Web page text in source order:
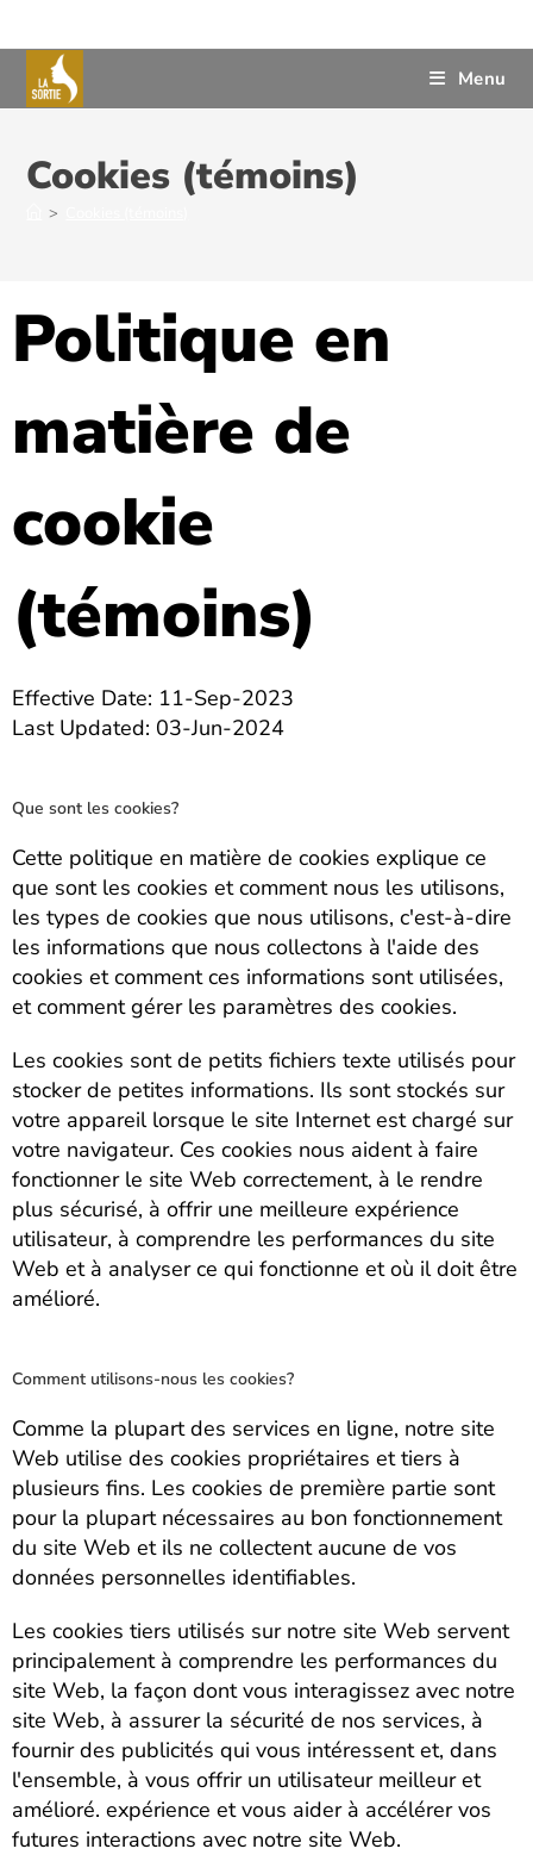
Menu
Cookies (témoins)
>
Politique en
matière de
cookie
(témoins)
Effective Date: 11-Sep-2023
Last Updated: 03-Jun-2024
Que sont les cookies?
Cette politique en matière de cookies explique ce
que sont les cookies et comment nous les utilisons,
les types de cookies que nous utilisons, c'est-à-dire
les informations que nous collectons à l'aide des
cookies et comment ces informations sont utilisées,
et comment gérer les paramètres des cookies.
Les cookies sont de petits fichiers texte utilisés pour
stocker de petites informations. Ils sont stockés sur
votre appareil lorsque le site Internet est chargé sur
votre navigateur. Ces cookies nous aident à faire
fonctionner le site Web correctement, à le rendre
plus sécurisé, à offrir une meilleure expérience
utilisateur, à comprendre les performances du site
Web et à analyser ce qui fonctionne et où il doit être
amélioré.
Comment utilisons-nous les cookies?
Comme la plupart des services en ligne, notre site
Web utilise des cookies propriétaires et tiers à
plusieurs fins. Les cookies de première partie sont
pour la plupart nécessaires au bon fonctionnement
du site Web et ils ne collectent aucune de vos
données personnelles identifiables.
Les cookies tiers utilisés sur notre site Web servent
principalement à comprendre les performances du
site Web, la façon dont vous interagissez avec notre
site Web, à assurer la sécurité de nos services, à
fournir des publicités qui vous intéressent et, dans
l'ensemble, à vous offrir un utilisateur meilleur et
amélioré. expérience et vous aider à accélérer vos
futures interactions avec notre site Web.